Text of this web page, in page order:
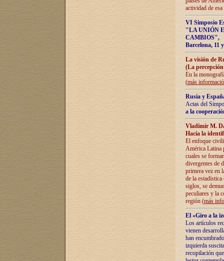
actividad de
VI Simposio
"LA UNIÓN
CAMBIOS",
Barcelona, 11
La visión de
(La
En la
(más
Rusia y
Actas del
a la
Vladímir M.
Hacia la
El enfoque
América Latina
cuales se
divergentes de
primera vez en
de la
siglos, se
peculiares y la
región (más
El «Giro a la
Los artículos
vienen
han
izquierda
recopilación